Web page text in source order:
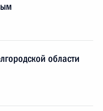
области